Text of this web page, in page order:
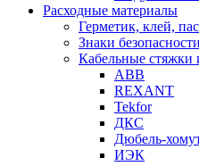
Расходные материалы
Герметик, клей,
Знаки безопасности
Кабельные стяжки
ABB
REXANT
Tekfor
ДКС
Дюбель-
ИЭК